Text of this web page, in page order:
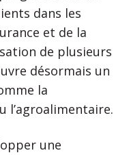
dans les
et de la
de plusieurs
désormais un
la
l’agroalimentaire.
une